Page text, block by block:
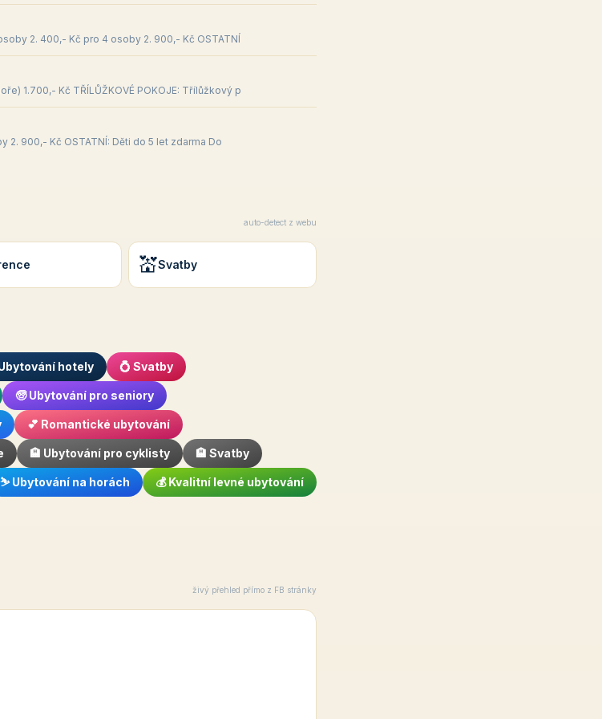
2. 400,- Kč pro 4 osoby 2. 900,- Kč OSTATNÍ
1.700,- Kč TŘÍLŮŽKOVÉ POKOJE: Třílůžkový p
900,- Kč OSTATNÍ: Děti do 5 let zdarma Do
auto-detect z webu
💒Svatby
hotely 💍 Svatby
🧓 Ubytování pro seniory
💕 Romantické ubytování
🏨 Ubytování pro cyklisty 🏨 Svatby
⛷️ Ubytování na horách 💰 Kvalitní levné ubytování
živý přehled přímo z FB stránky